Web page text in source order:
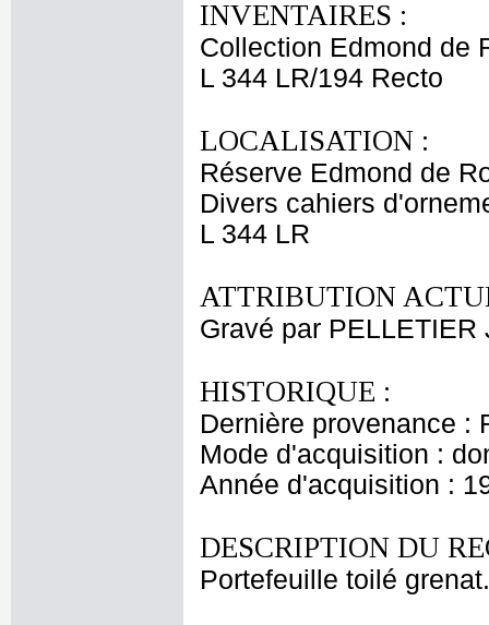
INVENTAIRES :
Collection Edmond de
L 344 LR/194 Recto
LOCALISATION :
Réserve Edmond de
Divers cahiers
L 344 LR
ATTRIBUTION
Gravé par PELLETIER
HISTORIQUE :
Dernière provenance :
Mode d'acquisition :
Année d'acquisition :
DESCRIPTION DU
Portefeuille toilé grenat.